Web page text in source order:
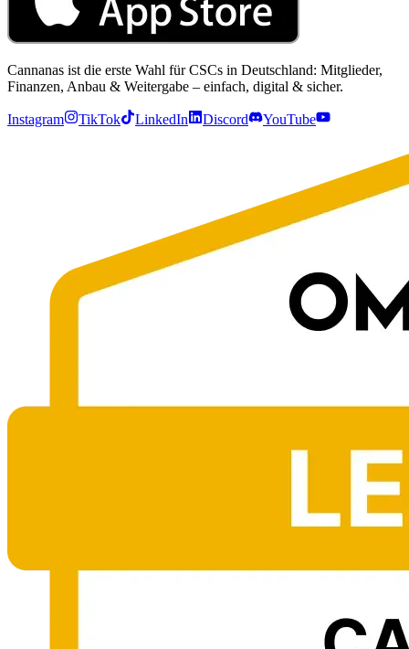
Cannanas ist die erste Wahl für CSCs in Deutschland: Mitglieder,
Finanzen, Anbau & Weitergabe – einfach, digital & sicher.
Instagram TikTok LinkedIn Discord YouTube